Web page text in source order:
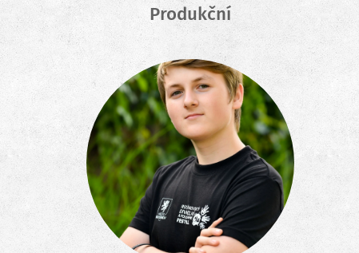
Produkční